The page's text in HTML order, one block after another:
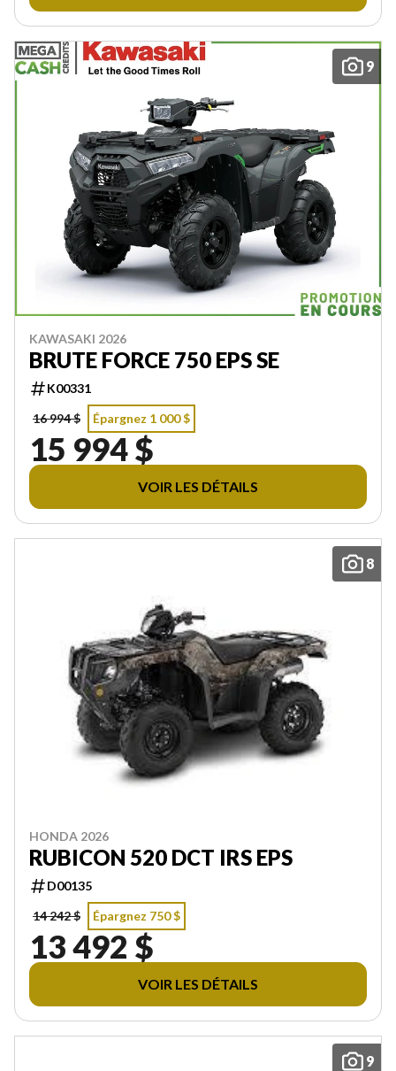
9
KAWASAKI 2026
BRUTE FORCE 750 EPS SE
K00331
16 994 $
Épargnez 1 000 $
15 994 $
VOIR LES DÉTAILS
8
HONDA 2026
RUBICON 520 DCT IRS EPS
D00135
14 242 $
Épargnez 750 $
13 492 $
VOIR LES DÉTAILS
9